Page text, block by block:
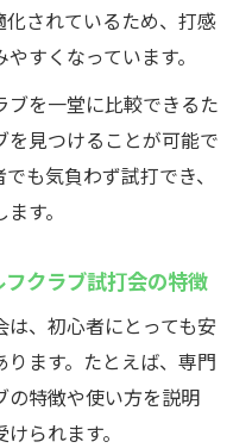
されているため、打感
すくなっています。
ブを一堂に比較できるた
見つけることが可能で
も気負わず試打でき、
す。
クラブ試打会の特徴
、初心者にとっても安
ます。たとえば、専門
の特徴や使い方を説明
られます。